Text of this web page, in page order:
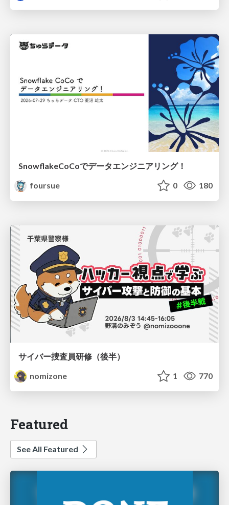
SnowflakeCoCoでデータエンジニアリング！
foursue
0 180
サイバー捜査員研修（後半）
nomizone
1 770
Featured
See All Featured